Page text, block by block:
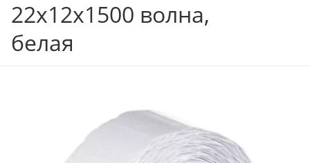
22x12x1500 волна,
белая